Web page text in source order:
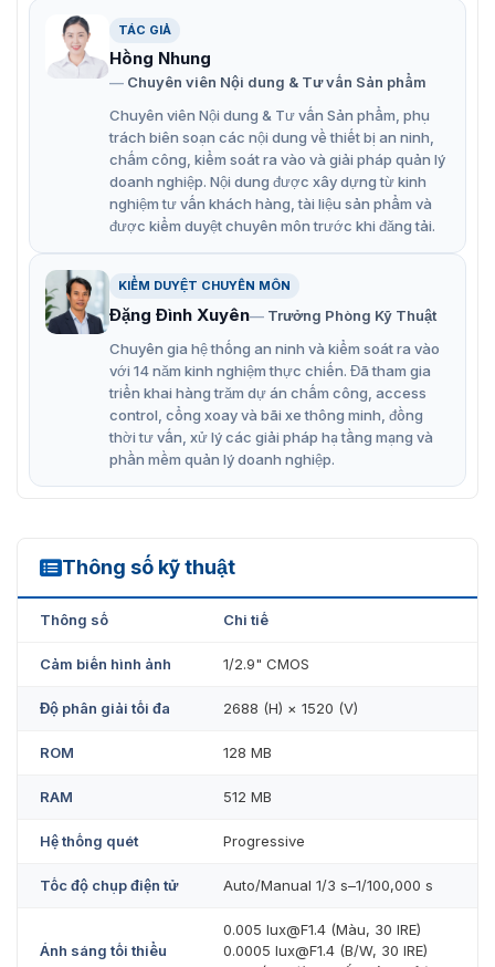
linh hoạt
Chế độ xoay, WDR, 3D NR, HLC, BLC, đánh dấu kỹ
thuật số
Phát hiện xâm nhập, vượt rào (hỗ trợ phân loại và
phát hiện chính xác phương tiện và con người).
Phát hiện bất thường: Phát hiện chuyển động, che
khuất vùng riêng tư, thay đổi cảnh, phát hiện âm
thanh, không có thẻ SD, thẻ SD đầy, lỗi thẻ SD, mất
kết nối mạng, xung đột IP, truy cập trái phép, và phát
hiện điện áp.
Cảnh báo: 1 đầu vào, 1 đầu ra (Chỉ hỗ trợ – AS)
Âm thanh: 1 đầu vào, 1 đầu ra (Chỉ hỗ trợ – AS)
Thẻ Micro SD tối đa 256 G. Mic tích hợp sẵn.
Nguồn cấp 12 VDC/PoE thuận tiện cho việc lắp đặt.
Bảo vệ IP67.
SMD 4.0, AI SSA.
TÁC GIẢ
Hồng Nhung
Chuyên viên Nội dung & Tư vấn Sản phẩm
Chuyên viên Nội dung & Tư vấn Sản phẩm, phụ
trách biên soạn các nội dung về thiết bị an ninh,
chấm công, kiểm soát ra vào và giải pháp quản lý
doanh nghiệp. Nội dung được xây dựng từ kinh
nghiệm tư vấn khách hàng, tài liệu sản phẩm và
được kiểm duyệt chuyên môn trước khi đăng tải.
KIỂM DUYỆT CHUYÊN MÔN
Đặng Đình Xuyên
Trưởng Phòng Kỹ Thuật
Chuyên gia hệ thống an ninh và kiểm soát ra vào
với 14 năm kinh nghiệm thực chiến. Đã tham gia
triển khai hàng trăm dự án chấm công, access
control, cổng xoay và bãi xe thông minh, đồng
thời tư vấn, xử lý các giải pháp hạ tầng mạng và
phần mềm quản lý doanh nghiệp.
Thông số kỹ thuật
IPC-HFW3441E-S-S2
Thông số Chi tiế
Cảm biến hình ảnh 1/2.9" CMOS
Độ phân giải tối đa 2688 (H) × 1520 (V)
ROM 128 MB
RAM 512 MB
Hệ thống quét Progressive
Tốc độ chụp điện tử Auto/Manual 1/3 s–1/100,000 s
Ánh sáng tối thiểu
0.005 lux@F1.4 (Màu, 30 IRE)
0.0005 lux@F1.4 (B/W, 30 IRE)